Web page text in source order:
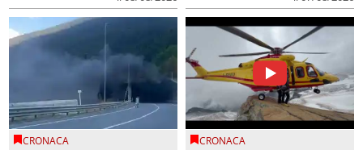
CRONACA CRONACA